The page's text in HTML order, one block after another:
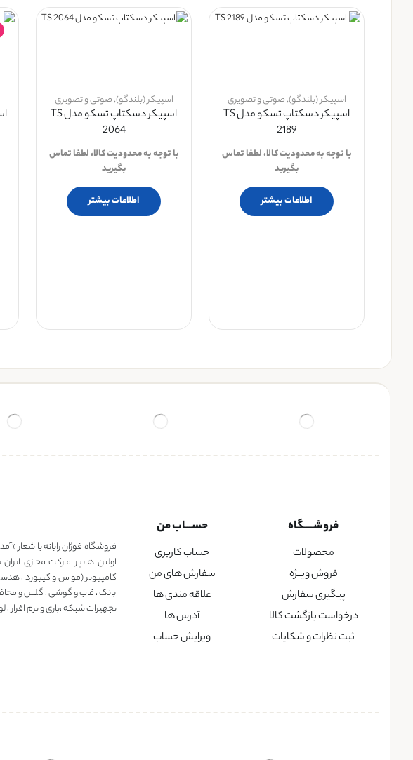
اسپیکر (بلندگو),صوتی و تصویری
اسپیکر دسکتاپ تسکو مدل TS
2189
با توجه به محدودیت کالا، لطفا تماس
بگیرید
اطلاعات بیشتر
اسپیکر (بلندگو),صوتی و تصویری
اسپیکر دسکتاپ تسکو مدل TS
2064
با توجه به محدودیت کالا، لطفا تماس
بگیرید
اطلاعات بیشتر
فروشــــگاه
محصولات
فروش ویــژه
پیگیری سفارش
درخواست بازگشت کالا
ثبت نظرات و شکایات
حســـاب من
حساب کاربری
سفارش های من
علاقه مندی ها
آدرس ها
ویرایش حساب
فروشگاه فوژان رایانه با شعار
اولین هایپر مارکت مجازی
کامپیوتر (موس و کیبورد ،
بانک ، قاب و گوشی ، گلس و
تجهیزات شبکه ،بازی و نرم افزار